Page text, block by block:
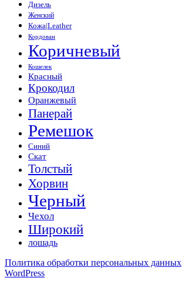
Дизель
Женский
Кожа|Leather
Кордован
Коричневый
Кошелек
Красный
Крокодил
Оранжевый
Панерай
Ремешок
Синий
Скат
Толстый
Хорвин
Черный
Чехол
Широкий
лошадь
Политика обработки персональных данных
WordPress